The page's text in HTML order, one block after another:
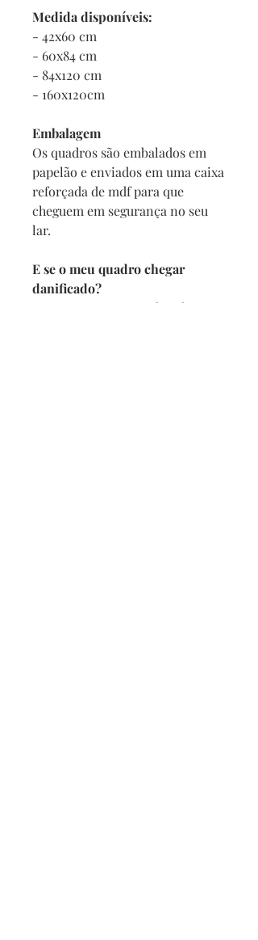
Medida disponíveis:
- 42x60 cm
- 60x84 cm
- 84x120 cm
- 160x120cm
Embalagem
Os quadros são embalados em
papelão e enviados em uma caixa
reforçada de mdf para que
cheguem em segurança no seu
lar.
E se o meu quadro chegar
danificado?
Se por acaso seu quadro chegar